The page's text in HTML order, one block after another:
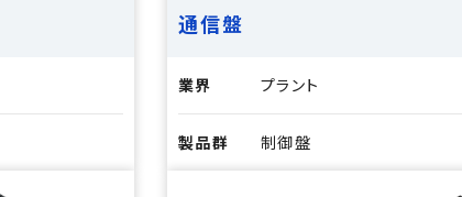
通信盤
業界 プラント
製品群 制御盤